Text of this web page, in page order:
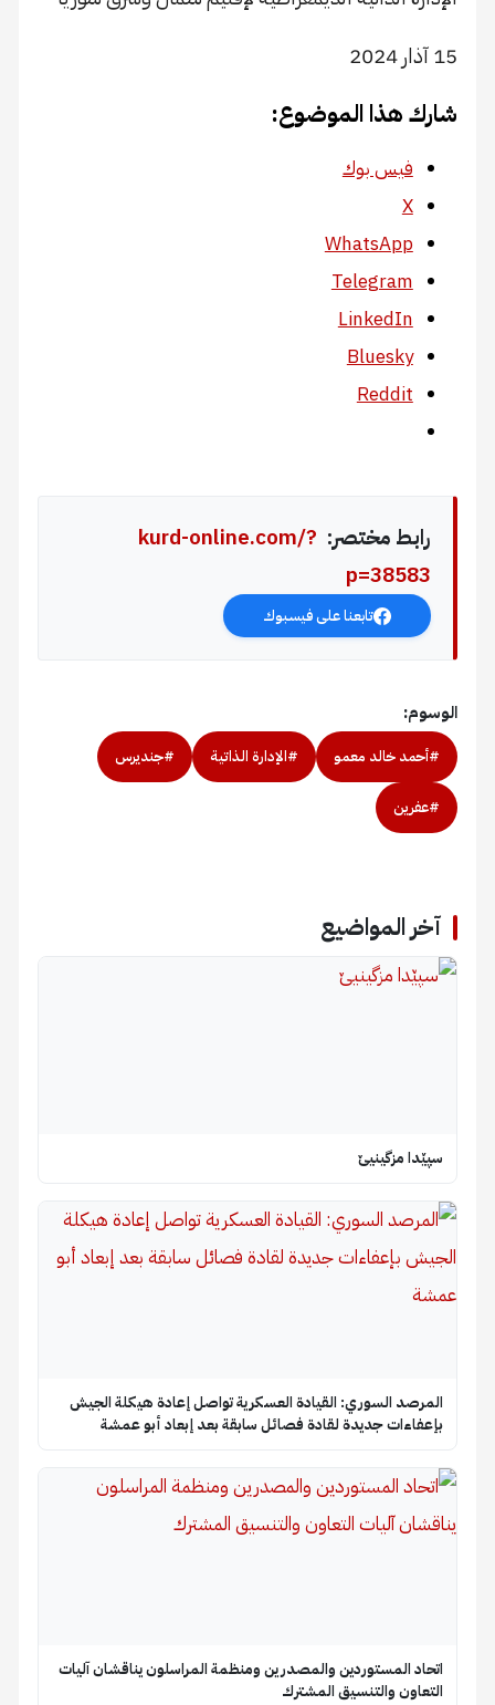
15 آذار 2024
شارك هذا الموضوع:
فيس بوك
X
WhatsApp
Telegram
LinkedIn
Bluesky
Reddit
رابط مختصر: kurd-online.com/?
p=38583
تابعنا على فيسبوك
الوسوم:
#أحمد خالد معمو #الإدارة الذاتية #جنديرس
#عفرين
آخر المواضيع
سپێدا مزگینیێ
المرصد السوري: القيادة العسكرية تواصل إعادة هيكلة الجيش
بإعفاءات جديدة لقادة فصائل سابقة بعد إبعاد أبو عمشة
اتحاد المستوردين والمصدرين ومنظمة المراسلون يناقشان آليات
التعاون والتنسيق المشترك